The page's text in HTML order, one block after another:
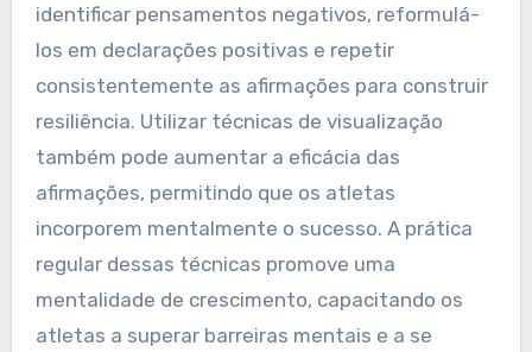
identificar pensamentos negativos, reformulá-
los em declarações positivas e repetir
consistentemente as afirmações para construir
resiliência. Utilizar técnicas de visualização
também pode aumentar a eficácia das
afirmações, permitindo que os atletas
incorporem mentalmente o sucesso. A prática
regular dessas técnicas promove uma
mentalidade de crescimento, capacitando os
atletas a superar barreiras mentais e a se